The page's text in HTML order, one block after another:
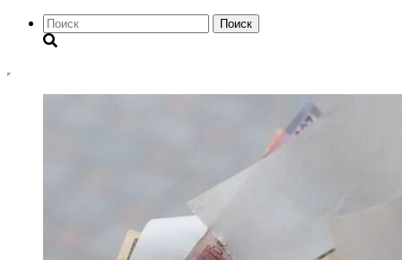
Поиск